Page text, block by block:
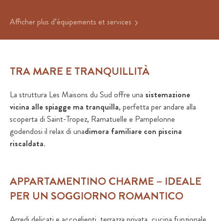
Afficher plus d’équipements et services
TRA MARE E TRANQUILLITÀ
La struttura Les Maisons du Sud offre una sistemazione
vicina alle spiagge ma tranquilla, perfetta per andare alla
scoperta di Saint-Tropez, Ramatuelle e Pampelonne
godendosi il relax di unadimora familiare con piscina
riscaldata.
APPARTAMENTINO CHARME – IDEALE
PER UN SOGGIORNO ROMANTICO